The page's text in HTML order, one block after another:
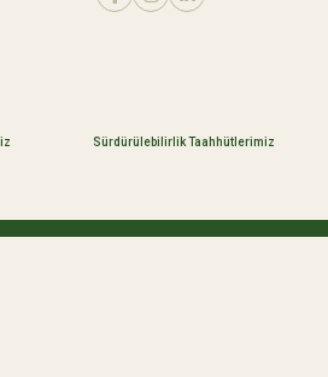
Sürdürülebilirlik Taahhütlerimiz